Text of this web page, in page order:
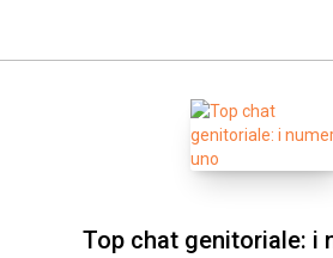
Top chat genitoriale: i